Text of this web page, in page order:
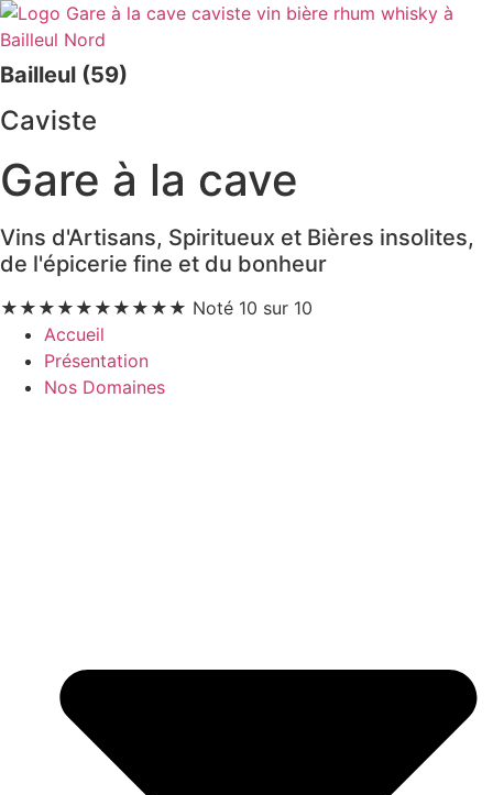
Bailleul (59)
Caviste
Gare à la cave
Vins d'Artisans, Spiritueux et Bières insolites,
de l'épicerie fine et du bonheur
★ ★ ★ ★ ★ ★ ★ ★ ★ ★ Noté 10 sur 10
Accueil
Présentation
Nos Domaines